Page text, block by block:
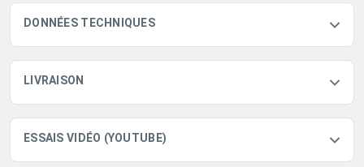
DONNÉES TECHNIQUES
LIVRAISON
ESSAIS VIDÉO (YOUTUBE)